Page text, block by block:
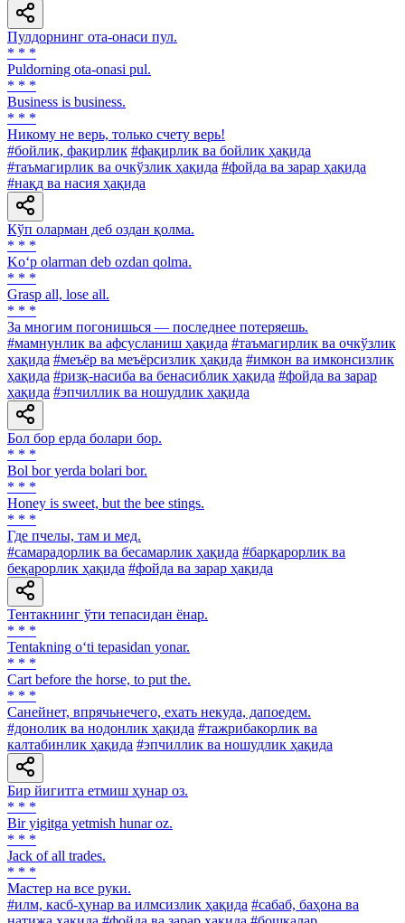
Пулдорнинг ота-онаси пул.
* * *
Puldorning ota-onasi pul.
* * *
Business is business.
* * *
Никому не верь, только счету верь!
#бойлик, фақирлик #фақирлик ва бойлик ҳақида
#таъмагирлик ва очкўзлик ҳақида #фойда ва зарар ҳақида
#нақд ва насия ҳақида
Кўп оларман деб оздан қолма.
* * *
Ko‘p olarman deb ozdan qolma.
* * *
Grasp all, lose all.
* * *
За многим погонишься — последнее потеряешь.
#мамнунлик ва афсусланиш ҳақида #таъмагирлик ва очкўзлик
ҳақида #меъёр ва меъёрсизлик ҳақида #имкон ва имконсизлик
ҳақида #ризқ-насиба ва бенасиблик ҳақида #фойда ва зарар
ҳақида #эпчиллик ва ношудлик ҳақида
Бол бор ерда болари бор.
* * *
Bol bor yerda bolari bor.
* * *
Honey is sweet, but the bee stings.
* * *
Где пчелы, там и мед.
#самарадорлик ва бесамарлик ҳақида #барқарорлик ва
беқарорлик ҳақида #фойда ва зарар ҳақида
Тентакнинг ўти тепасидан ёнар.
* * *
Tentakning o‘ti tepasidan yonar.
* * *
Cart before the horse, to put the.
* * *
Санейнет, впрячьнечего, ехать некуда, дапоедем.
#донолик ва нодонлик ҳақида #тажрибакорлик ва
калтабинлик ҳақида #эпчиллик ва ношудлик ҳақида
Бир йигитга етмиш ҳунар оз.
* * *
Bir yigitga yetmish hunar oz.
* * *
Jack of all trades.
* * *
Мастер на все руки.
#илм, касб-ҳунар ва илмсизлик ҳақида #сабаб, баҳона ва